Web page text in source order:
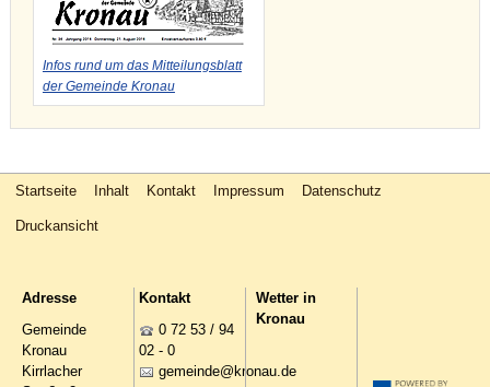
Infos rund um das Mitteilungsblatt
der Gemeinde Kronau
Startseite Inhalt Kontakt Impressum Datenschutz
Druckansicht
Adresse
Gemeinde
Kronau
Kirrlacher
Kontakt
0 72 53 / 94
02 - 0
g m nd kr n d
Wetter in
Kronau